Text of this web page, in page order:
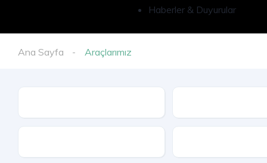
Haberler & Duyurular
Ana Sayfa Araçlarımız